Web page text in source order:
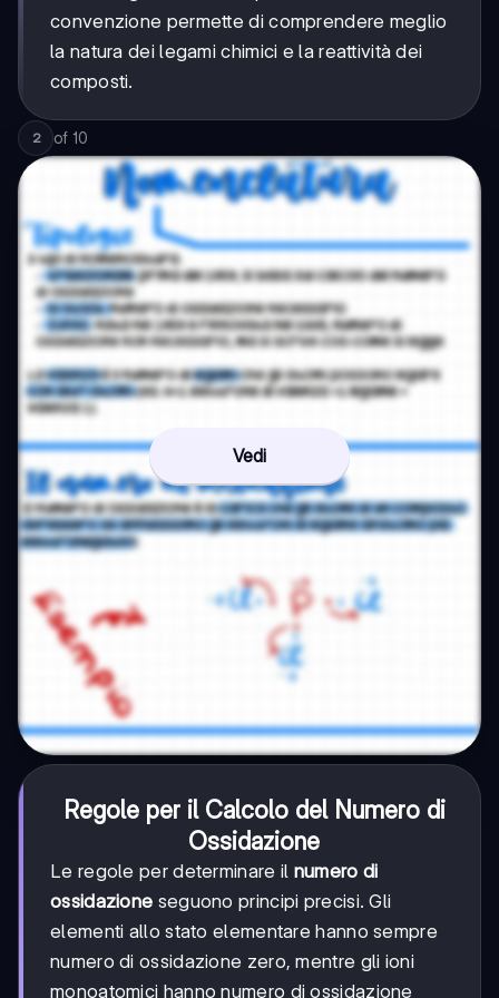
convenzione permette di comprendere meglio
la natura dei legami chimici e la reattività dei
composti.
2 of 10
Vedi
Regole per il Calcolo del Numero di
Ossidazione
Le regole per determinare il numero di
ossidazione seguono principi precisi. Gli
elementi allo stato elementare hanno sempre
numero di ossidazione zero, mentre gli ioni
monoatomici hanno numero di ossidazione